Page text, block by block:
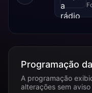
Programação
A programação
alterações sem